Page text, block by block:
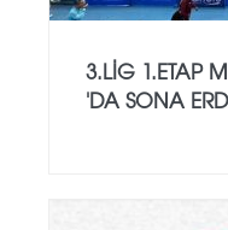
3.LİG 1.ETAP
'DA SONA